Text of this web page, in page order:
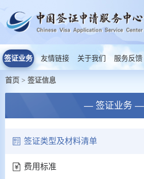
签证业务 友情链接 关于我们 服务反馈
首页 > 签证信息
— 签证业务 —
签证类型及材料清单
费用标准